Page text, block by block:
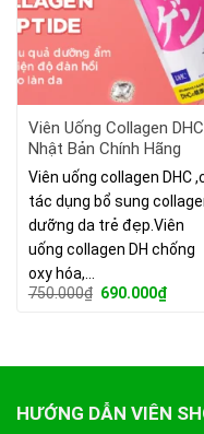
Viên Uống Collagen DHC
Nhật Bản Chính Hãng
Viên uống collagen DHC
tác dụng bổ sung
dưỡng da trẻ đẹp.Viên
uống collagen DH chống
oxy hóa,…
750.000₫ Giá
690.000₫Giá
hiện
HƯỚNG DẪN VIÊN